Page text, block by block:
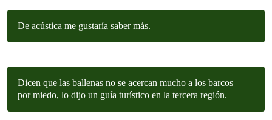
De acústica me gustaría saber más.
Dicen que las ballenas no se acercan mucho a los barcos
por miedo, lo dijo un guía turístico en la tercera región.